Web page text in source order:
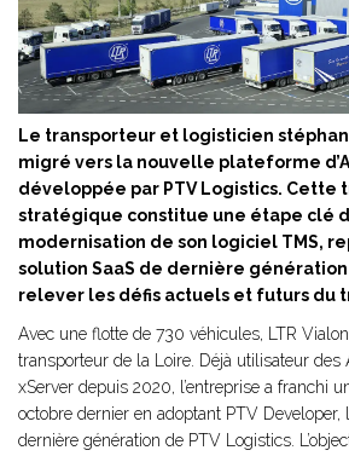
Le transporteur et logisticien
migré vers la nouvelle plateforme
développée par PTV Logistics. Cette
stratégique constitue une étape clé
modernisation de son logiciel TMS,
solution SaaS de dernière
relever les défis actuels et futurs du
Avec une flotte de 730 véhicules, LTR
transporteur de la Loire. Déjà utilisateur des
xServer depuis 2020, l’entreprise a franchi
octobre dernier en adoptant PTV Developer,
dernière génération de PTV Logistics.